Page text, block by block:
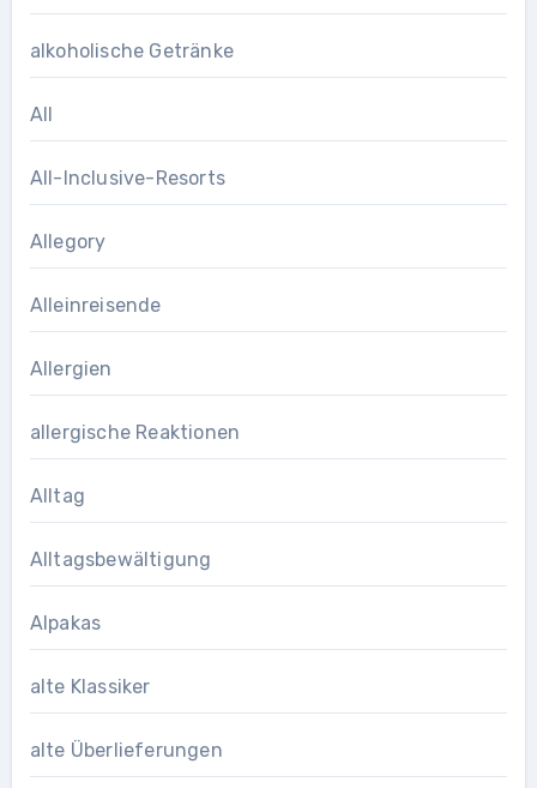
alkoholische Getränke
All
All-Inclusive-Resorts
Allegory
Alleinreisende
Allergien
allergische Reaktionen
Alltag
Alltagsbewältigung
Alpakas
alte Klassiker
alte Überlieferungen